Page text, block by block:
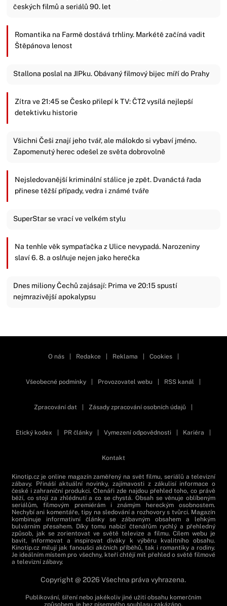
českých filmů a seriálů 90. let
Romantika na Farmě dostává trhliny. Markétě začíná vadit
Štěpánova lenost
Stallona poslal na JIPku. Obávaný filmový bijec míří do Prahy
Zítra ve 21:45 se Česko přilepí k TV: ČT2 vysílá nejlepší
detektivku historie
Všichni Češi znají jeho tvář, ale málokdo si vybaví jméno.
Zapomenutý herec odešel ze světa dobrovolně
Nejsledovanější kriminální stálice je zpět. Dvanáctá řada
přinese těžší případy, vedra i známé tváře
SuperStar se vrací ve velkém stylu
Na tenhle věk sympaťačka z Ulice nevypadá. Narozeniny
slaví 6. 8. a oslňuje nejen jako herečka
Dnes miliony Čechů zajásají: Prima ve 20:15 spustí
nejmrazivější apokalypsu
O nás Redakce Reklama Cookies
Všeobecné podmínky Provozovatel webu RSS kanál
Zpracování dat Zásady zpracování osobních údajů
Etický kodex PR články Vymezení odpovědnosti Kariéra
Kontakt
Kinotip.cz je online magazín zaměřený na svět filmu, seriálů a televizní
zábavy. Přináší aktuální novinky, zajímavosti z zákulisí informace o
české i zahraniční produkci. Čtenáři zde najdou přehled toho, co právě
běží, co stojí za zhlédnutí a co se chystá. Obsah se věnuje oblíbeným
seriálům, filmovým premiérám i známým hereckým osobnostem.
Nechybí ani komentáře, tipy na sledování a rozhovory s tvůrci. Magazín
kombinuje informativní články se zábavným obsahem a lehkým
bulvárním přesahem. Díky tomu nabízí čtenářům rychlý a přehledný
způsob, jak se zorientovat ve světě televize a filmu. Cílem webu je
bavit, informovat a inspirovat diváky k výběru kvalitního obsahu.
Kinotip.cz milují jak fanoušci akčních příběhů, tak i romantiky a rodiny.
Je ideálním místem pro všechny, kteří chtějí mít přehled o světě filmové
a televizní zábavy.
Copyright @ 2026 Všechna práva vyhrazena.
Publikování, šíření nebo jakékoliv jiné užití obsahu komerčním
způsobem, je bez písemného souhlasu zakázáno.